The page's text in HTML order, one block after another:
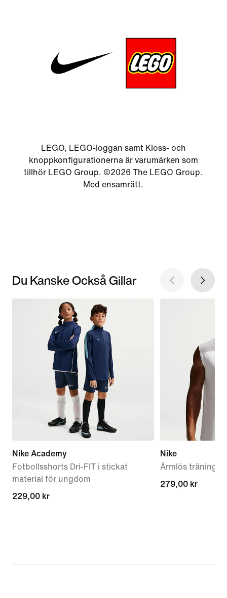
LEGO, LEGO-loggan samt Kloss- och
knoppkonfigurationerna är varumärken som
tillhör LEGO Group. ©2026 The LEGO Group.
Med ensamrätt.
Du Kanske Också Gillar
Nike Academy
Fotbollsshorts Dri-FIT i stickat
material för ungdom
229,00 kr
229,00 kr
Nike
Ärmlös
279,00 kr
279,00 kr